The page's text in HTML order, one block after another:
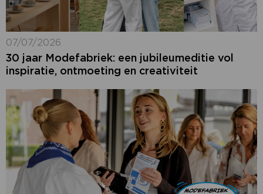
07/07/2026
30 jaar Modefabriek: een jubileumeditie vol
inspiratie, ontmoeting en creativiteit